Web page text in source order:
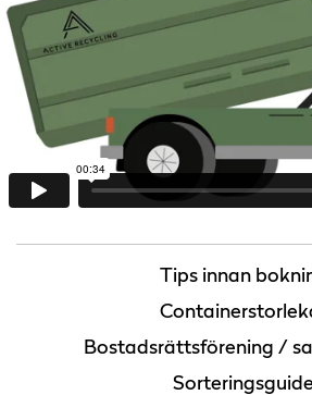
Tips innan
Bostadsrättsförening /
Sorteringsguide